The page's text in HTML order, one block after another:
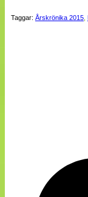
Taggar: Årskrönika 2015